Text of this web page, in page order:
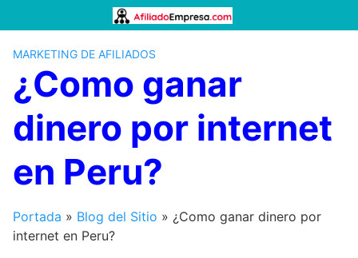
al
contenido
MARKETING DE AFILIADOS
¿Como ganar
dinero por internet
en Peru?
Portada » Blog del Sitio » ¿Como ganar dinero por
internet en Peru?